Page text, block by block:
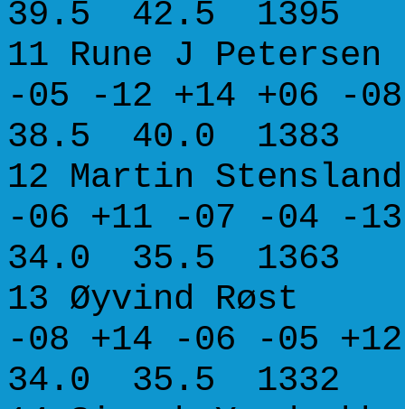
39.5 42.5 1395
11 Rune J
-05 -12 +14 +06
38.5 40.0 1383
12 Martin
-06 +11 -07 -04
34.0 35.5 1363
13 Øyvind
-08 +14 -06 -05
34.0 35.5 1332